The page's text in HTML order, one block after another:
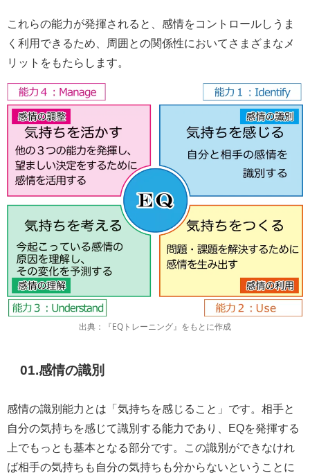
これらの能力が発揮されると、感情をコントロールしうま
く利用できるため、周囲との関係性においてさまざまなメ
リットをもたらします。
出典：『EQトレーニング』をもとに作成
01.感情の識別
感情の識別能力とは「気持ちを感じること」です。相手と
自分の気持ちを感じて識別する能力であり、EQを発揮する
上でもっとも基本となる部分です。この識別ができなけれ
ば相手の気持ちも自分の気持ちも分からないということに